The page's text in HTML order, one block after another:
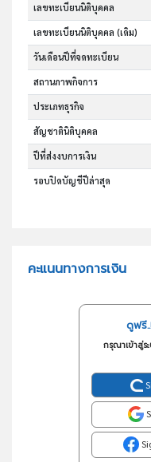
เลขทะเบียนนิติบุคคล
เลขทะเบียนนิติบุคคล (เดิม)
วันเดือนปีที่จดทะเบียน
สถานภาพกิจการ
ประเภทธุรกิจ
สัญชาตินิติบุคคล
ปีที่ส่งงบการเงิน
รอบปิดบัญชีปีล่าสุด
คะแนนทางการเงิน
ดูฟรี
กรุณาเข้าสู่ร